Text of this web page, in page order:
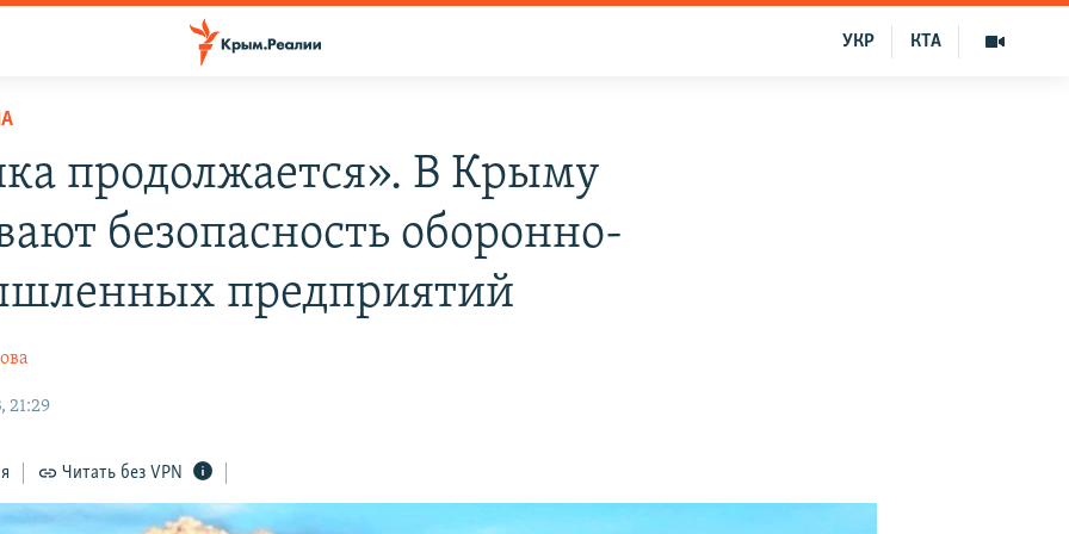
КТА
УКР
продолжается». В Крыму
безопасность оборонно-
предприятий
21:29
Читать без VPN